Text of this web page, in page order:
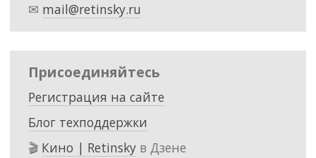
✉ mail@retinsky.ru
Присоединяйтесь
Регистрация на сайте
Блог техподдержки
🎬 Кино | Retinskyв Дзене